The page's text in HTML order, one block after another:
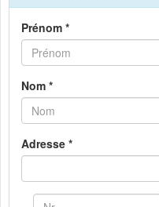
Prénom *
Nom *
Adresse *